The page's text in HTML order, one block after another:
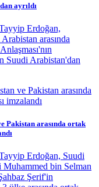
ayrıldı
Erdoğan,
arasında
Suudi Arabistan'dan
Pakistan arasında ortak
Erdoğan, Suudi
Muhammed bin Selman
Şerif'in